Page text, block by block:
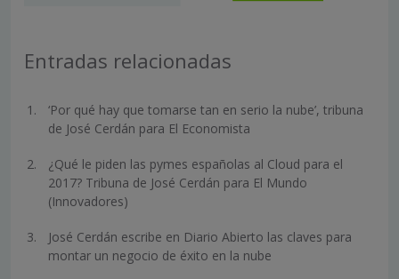
Entradas relacionadas
‘Por qué hay que tomarse tan en serio la nube’, tribuna
de José Cerdán para El Economista
¿Qué le piden las pymes españolas al Cloud para el
2017? Tribuna de José Cerdán para El Mundo
(Innovadores)
José Cerdán escribe en Diario Abierto las claves para
montar un negocio de éxito en la nube